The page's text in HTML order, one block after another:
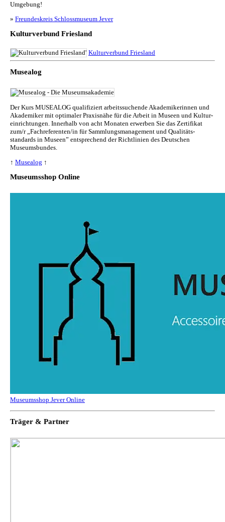
Umgebung!
» Freundeskreis Schlossmuseum Jever
Kulturverbund Friesland
Kulturverbund Friesland
Musealog
Der Kurs MUSEALOG qualifiziert arbeitssuchende Akademikerinnen und
Akademiker mit optimaler Praxisnähe für die Arbeit in Museen und Kul­tur­
ein­rich­tun­gen. Innerhalb von acht Monaten erwerben Sie das Zertifikat
zum/r „Fachreferenten/in für Sammlungs­management und Qualitäts­
standards in Museen” entsprechend der Richtlinien des Deutschen
Museumsbundes.
↑ Musealog ↑
Museumsshop Online
Museumsshop Jever Online
Träger & Partner